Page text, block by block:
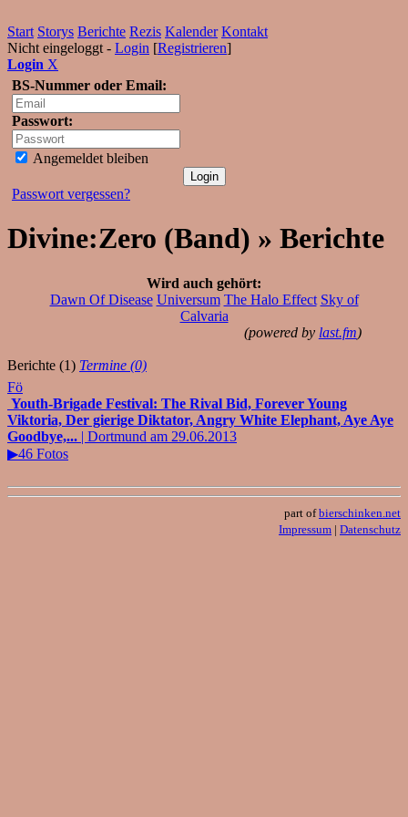
Start Storys Berichte Rezis Kalender Kontakt
Nicht eingeloggt - Login [Registrieren]
Login X
BS-Nummer oder Email:
Passwort:
Angemeldet bleiben
Passwort vergessen?
Divine:Zero (Band) » Berichte
Wird auch gehört:
Dawn Of Disease Universum The Halo Effect Sky of
Calvaria
(powered by last.fm)
Berichte (1) Termine (0)
Fö
Youth-Brigade Festival: The Rival Bid, Forever Young
Viktoria, Der gierige Diktator, Angry White Elephant, Aye Aye
Goodbye,... | Dortmund am 29.06.2013
▶46 Fotos
part ofbierschinken.net
Impressum | Datenschutz